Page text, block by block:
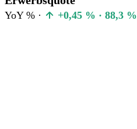
YoY % · +0,45 % · 88,3 %